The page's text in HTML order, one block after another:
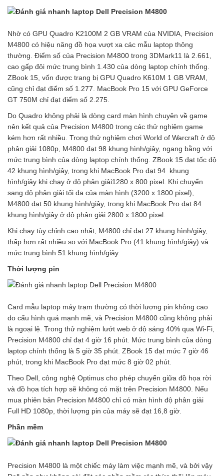
Nhờ có GPU Quadro K2100M 2 GB VRAM của NVIDIA, Precision
M4800 có hiệu năng đồ họa vượt xa các mẫu laptop thông
thường. Điểm số của Precision M4800 trong 3DMark11 là 2.661,
cao gấp đôi mức trung bình 1.430 của dòng laptop chính thống.
ZBook 15, vốn được trang bị GPU Quadro K610M 1 GB VRAM,
cũng chỉ đạt điểm số 1.277. MacBook Pro 15 với GPU GeForce
GT 750M chỉ đạt điểm số 2.275.
Do Quadro không phải là dòng card màn hình chuyên về game
nên kết quả của Precision M4800 trong các thử nghiệm game
kém hơn rất nhiều. Trong thử nghiệm chơi World of Warcraft ở độ
phân giải 1080p, M4800 đạt 98 khung hình/giây, ngang bằng với
mức trung bình của dòng laptop chính thống. ZBook 15 đạt tốc độ
42 khung hình/giây, trong khi MacBook Pro đạt 94 khung
hình/giây khi chạy ở độ phân giải1280 x 800 pixel. Khi chuyển
sang độ phân giải tối đa của màn hình (3200 x 1800 pixel),
M4800 đạt 50 khung hình/giây, trong khi MacBook Pro đạt 84
khung hình/giây ở độ phân giải 2800 x 1800 pixel.
Khi chạy tùy chỉnh cao nhất, M4800 chỉ đạt 27 khung hình/giây,
thấp hơn rất nhiều so với MacBook Pro (41 khung hình/giây) và
mức trung bình 51 khung hình/giây.
Thời lượng pin
Card mẫu laptop máy trạm thường có thời lượng pin không cao
do cấu hình quá mạnh mẽ, và Precision M4800 cũng không phải
là ngoại lệ. Trong thử nghiệm lướt web ở độ sáng 40% qua Wi-Fi,
Precision M4800 chỉ đạt 4 giờ 16 phút. Mức trung bình của dòng
laptop chính thống là 5 giờ 35 phút. ZBook 15 đạt mức 7 giờ 46
phút, trong khi MacBook Pro đạt mức 8 giờ 02 phút.
Theo Dell, công nghệ Optimus cho phép chuyển giữa đồ họa rời
và đồ họa tích hợp sẽ không có mặt trên Precision M4800. Nếu
mua phiên bản Precision M4800 chỉ có màn hình độ phân giải
Full HD 1080p, thời lượng pin của máy sẽ đạt 16,8 giờ.
Phần mềm
Precision M4800 là một chiếc máy làm việc mạnh mẽ, và bởi vậy